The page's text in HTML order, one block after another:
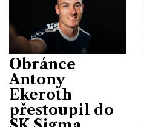
Obránce
Antony
Ekeroth
přestoupil do